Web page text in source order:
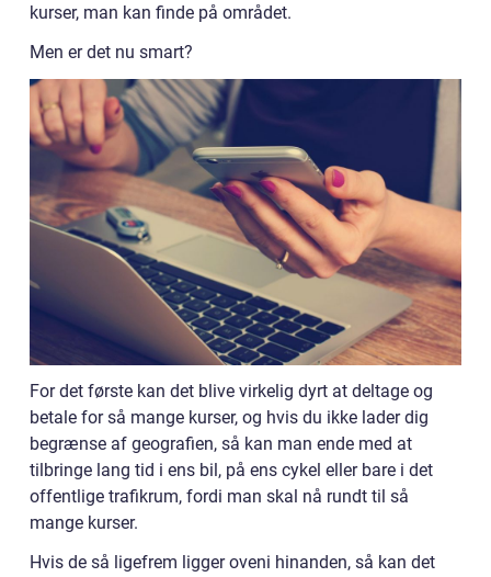
kurser, man kan finde på området.
Men er det nu smart?
For det første kan det blive virkelig dyrt at deltage og
betale for så mange kurser, og hvis du ikke lader dig
begrænse af geografien, så kan man ende med at
tilbringe lang tid i ens bil, på ens cykel eller bare i det
offentlige trafikrum, fordi man skal nå rundt til så
mange kurser.
Hvis de så ligefrem ligger oveni hinanden, så kan det